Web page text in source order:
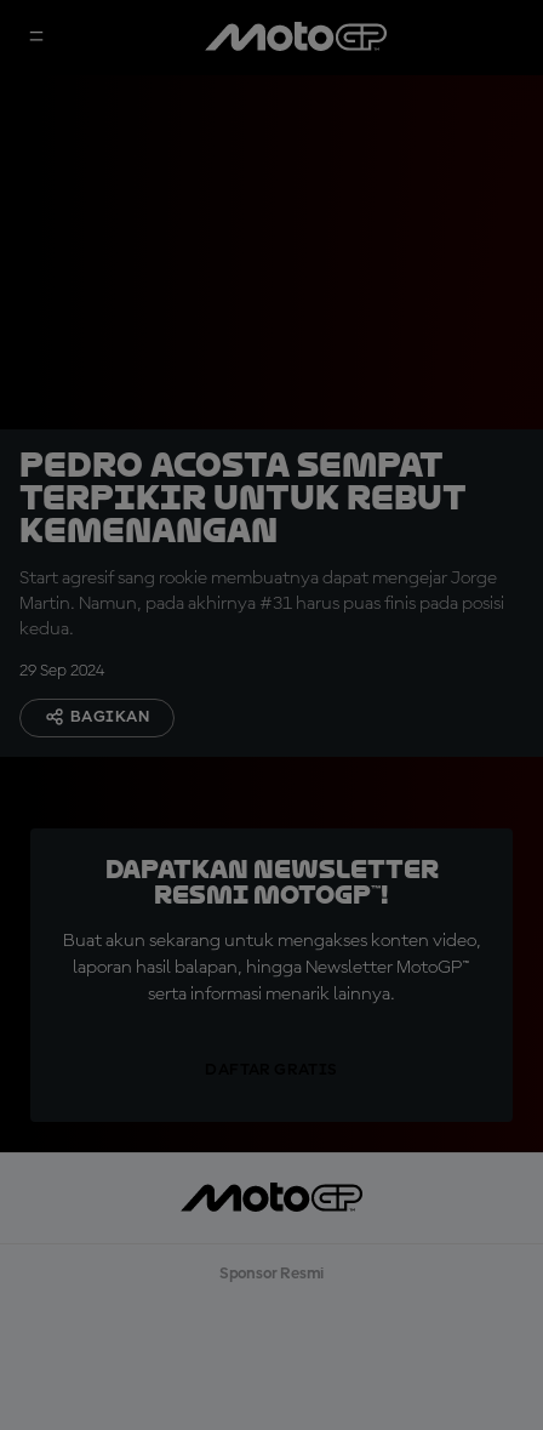
Pedro Acosta Sempat
Terpikir untuk Rebut
Kemenangan
Start agresif sang rookie membuatnya dapat mengejar Jorge
Martin. Namun, pada akhirnya #31 harus puas finis pada posisi
kedua.
29 Sep 2024
BAGIKAN
Dapatkan Newsletter
Resmi MotoGP™!
Buat akun sekarang untuk mengakses konten video,
laporan hasil balapan, hingga Newsletter MotoGP™
serta informasi menarik lainnya.
Sponsor Resmi